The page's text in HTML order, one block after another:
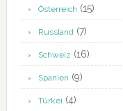
Österreich (15)
Russland(7)
Schweiz (16)
Spanien (9)
Türkei (4)